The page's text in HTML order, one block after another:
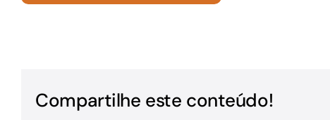
Turismo
Compartilhe este conteúdo!